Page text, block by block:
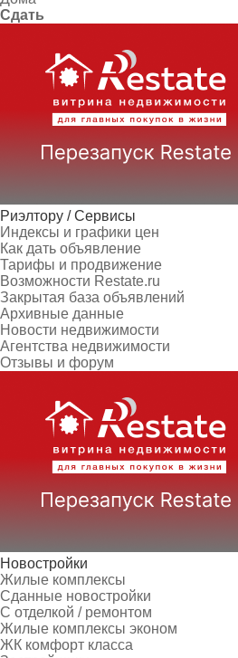
Сдать
Риэлтору / Сервисы
Индексы и графики цен
Как дать объявление
Тарифы и продвижение
Возможности Restate.ru
Закрытая база объявлений
Архивные данные
Новости недвижимости
Агентства недвижимости
Отзывы и форум
Новостройки
Жилые комплексы
Сданные новостройки
С отделкой / ремонтом
Жилые комплексы эконом
ЖК комфорт класса